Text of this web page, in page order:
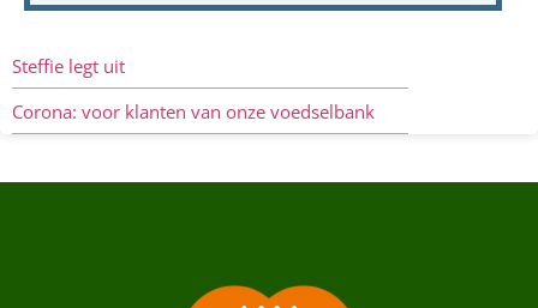
Steffie legt uit
Corona: voor klanten van onze voedselbank